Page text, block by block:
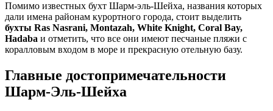
Помимо известных бухт Шарм-эль-Шейха, названия которых
дали имена районам курортного города, стоит выделить
бухты Ras Nasrani, Montazah, White Knight, Coral Bay,
Hadaba и отметить, что все они имеют песчаные пляжи с
коралловым входом в море и прекрасную отельную базу.
Главные достопримечательности
Шарм-Эль-Шейха